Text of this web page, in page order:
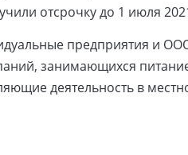
отсрочку до 1 июля
предприятия и
занимающихся
деятельность в